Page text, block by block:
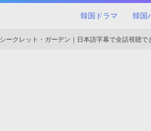
韓国ドラマ 韓国
シークレット・ガーデン｜日本語字幕で全話視聴で